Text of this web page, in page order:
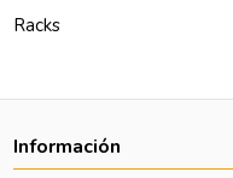
Racks
Información